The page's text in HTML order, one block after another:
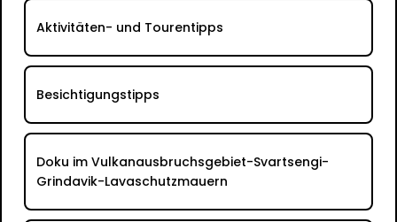
Aktivitäten- und Tourentipps
Besichtigungstipps
Doku im Vulkanausbruchsgebiet-Svartsengi-
Grindavik-Lavaschutzmauern